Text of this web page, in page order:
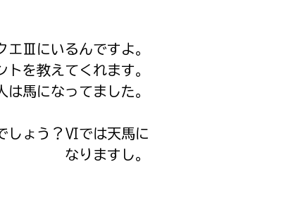
エⅢにいるんですよ。
を教えてくれます。
馬になってました。
しょう？Ⅵでは天馬に
なりますし。